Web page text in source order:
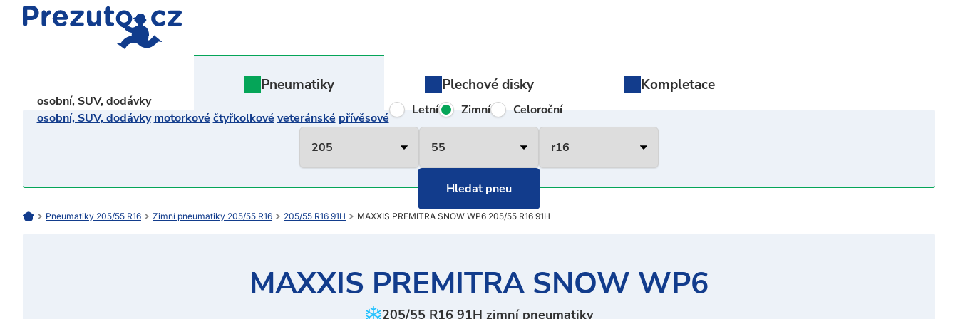
Pneumatiky Plechovédisky Kompletace
osobní, SUV, dodávky
osobní, SUV, dodávky motorkové čtyřkolkové veteránské přívěsové
Letní Zimní Celoroční
Pneumatiky 205/55 R16 Zimní pneumatiky 205/55 R16 205/55 R16 91H MAXXIS PREMITRA SNOW WP6 205/55 R16 91H
MAXXIS PREMITRA SNOW WP6
205/55 R16 91H zimní pneumatiky